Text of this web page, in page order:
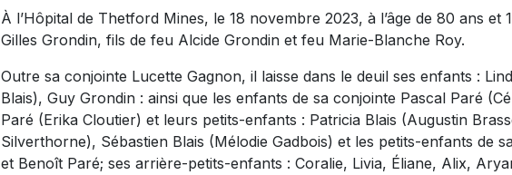
À l’Hôpital de Thetford Mines, le 18 novembre 2023, à l’âge de 80 ans et
Gilles Grondin, fils de feu Alcide Grondin et feu Marie-Blanche Roy.
Outre sa conjointe Lucette Gagnon, il laisse dans le deuil ses enfants :
Blais), Guy Grondin : ainsi que les enfants de sa conjointe Pascal Paré
Paré (Erika Cloutier) et leurs petits-enfants : Patricia Blais (Augustin
Silverthorne), Sébastien Blais (Mélodie Gadbois) et les petits-enfants de
et Benoît Paré; ses arrière-petits-enfants : Coralie, Livia, Éliane, Alix,